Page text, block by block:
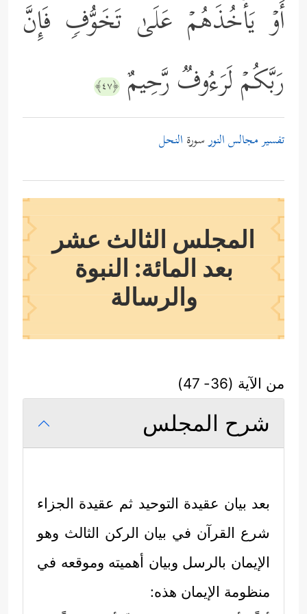
أَوۡ یَأۡخُذَهُمۡ عَلَىٰ تَخَوُّفࣲ فَإِنَّ
رَبَّكُمۡ لَرَءُوفࣱ رَّحِیمٌ ﴿٤٧﴾
تفسير مجالس النورسورة النحل
المجلس الثالث عشر
بعد المائة: النبوة
والرسالة
من الآية (36- 47)
شرح المجلس
بعد بيان عقيدة التوحيد ثم عقيدة الجزاء
شرع القرآن في بيان الركن الثالث وهو
الإيمان بالرسل وبيان أهميته وموقعه في
منظومة الإيمان هذه: